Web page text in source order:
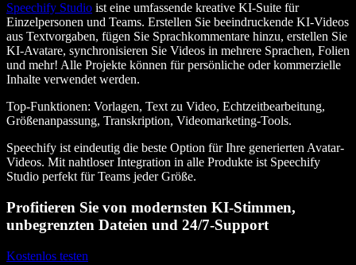
Speechify Studio ist eine umfassende kreative KI-Suite für
Einzelpersonen und Teams. Erstellen Sie beeindruckende KI-Videos
aus Textvorgaben, fügen Sie Sprachkommentare hinzu, erstellen Sie
KI-Avatare, synchronisieren Sie Videos in mehrere Sprachen, Folien
und mehr! Alle Projekte können für persönliche oder kommerzielle
Inhalte verwendet werden.
Top-Funktionen: Vorlagen, Text zu Video, Echtzeitbearbeitung,
Größenanpassung, Transkription, Videomarketing-Tools.
Speechify ist eindeutig die beste Option für Ihre generierten Avatar-
Videos. Mit nahtloser Integration in alle Produkte ist Speechify
Studio perfekt für Teams jeder Größe.
Profitieren Sie von modernsten KI-Stimmen,
unbegrenzten Dateien und 24/7-Support
Kostenlos testen